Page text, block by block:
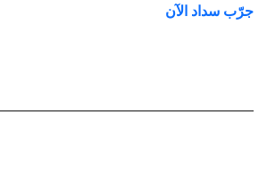
جرّب سداد الآن